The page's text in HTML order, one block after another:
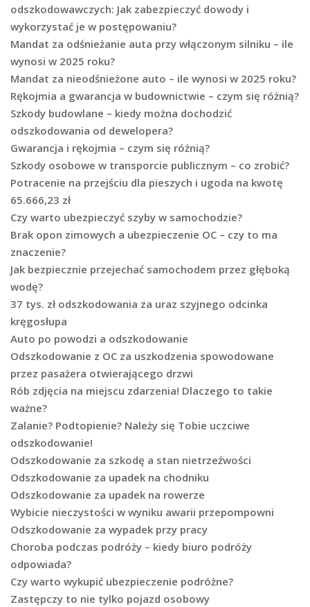
odszkodowawczych: Jak zabezpieczyć dowody i
wykorzystać je w postępowaniu?
Mandat za odśnieżanie auta przy włączonym silniku – ile
wynosi w 2025 roku?
Mandat za nieodśnieżone auto – ile wynosi w 2025 roku?
Rękojmia a gwarancja w budownictwie – czym się różnią?
Szkody budowlane – kiedy można dochodzić
odszkodowania od dewelopera?
Gwarancja i rękojmia – czym się różnią?
Szkody osobowe w transporcie publicznym – co zrobić?
Potracenie na przejściu dla pieszych i ugoda na kwotę
65.666,23 zł
Czy warto ubezpieczyć szyby w samochodzie?
Brak opon zimowych a ubezpieczenie OC – czy to ma
znaczenie?
Jak bezpiecznie przejechać samochodem przez głęboką
wodę?
37 tys. zł odszkodowania za uraz szyjnego odcinka
kręgosłupa
Auto po powodzi a odszkodowanie
Odszkodowanie z OC za uszkodzenia spowodowane
przez pasażera otwierającego drzwi
Rób zdjęcia na miejscu zdarzenia! Dlaczego to takie
ważne?
Zalanie? Podtopienie? Należy się Tobie uczciwe
odszkodowanie!
Odszkodowanie za szkodę a stan nietrzeźwości
Odszkodowanie za upadek na chodniku
Odszkodowanie za upadek na rowerze
Wybicie nieczystości w wyniku awarii przepompowni
Odszkodowanie za wypadek przy pracy
Choroba podczas podróży – kiedy biuro podróży
odpowiada?
Czy warto wykupić ubezpieczenie podróżne?
Zastępczy to nie tylko pojazd osobowy